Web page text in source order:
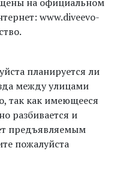
www.diveevo-
планируется ли
между улицами
так как имеющееся
разбивается и
предъявляемым
пожалуйста